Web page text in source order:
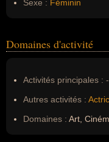
Sexe : Féminin
Domaines d'activité
Activités principales :
Autres activités :
Domaines : Art,